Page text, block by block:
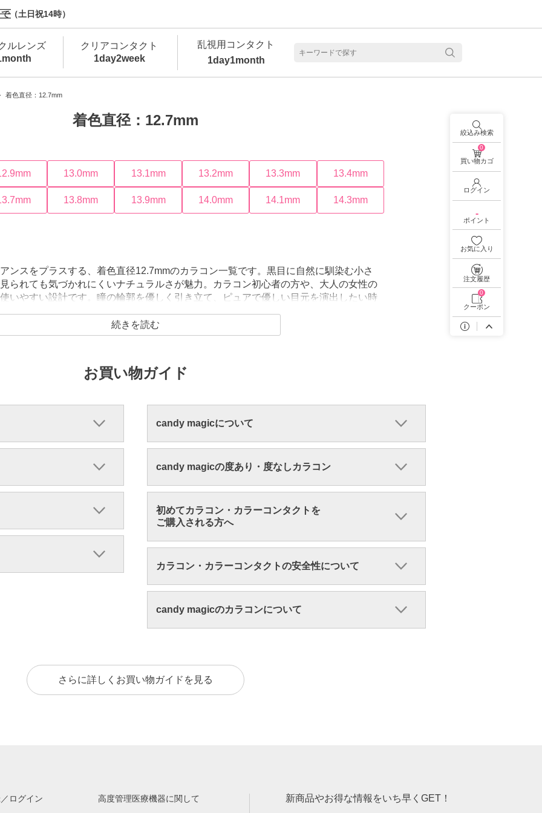
（土日祝14時）
着色直径：12.7mm
着色直径：12.7mm
13.0mm 13.1mm 13.2mm 13.3mm 13.4mm
13.8mm 13.9mm 14.0mm 14.1mm 14.3mm
ンスをプラスする、着色直径12.7mmのカラコン一覧です。黒目に自然に馴染む小さ
られても気づかれにくいナチュラルさが魅力。カラコン初心者の方や、大人の女性の
いやすい設計です。瞳の輪郭を優しく引き立て、ピュアで優しい目元を演出したい時
続きを読む
ルレンズ
クリアコンタクト
1day2week
乱視用コンタクト
1day1month
絞込み検索
0
買い物カゴ
ログイン
-
ポイント
お気に入り
注文履歴
0
クーポン
新商品
遠近両用カラコン 1day商品一覧を見る
カラコン・サークルレンズ 1month商品一覧を見る
お買い物ガイド
candy magicについて
candy magicの度あり・度なしカラコン
初めてカラコン・カラーコンタクトを
ご購入される方へ
カラコン・カラーコンタクトの安全性について
candy magicのカラコンについて
さらに詳しくお買い物ガイドを見る
ログイン 高度管理医療機器に関して 新商品やお得な情報をいち早くGET！